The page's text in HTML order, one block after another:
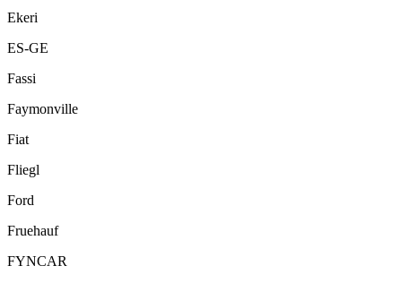
Ekeri
ES-GE
Fassi
Faymonville
Fiat
Fliegl
Ford
Fruehauf
FYNCAR